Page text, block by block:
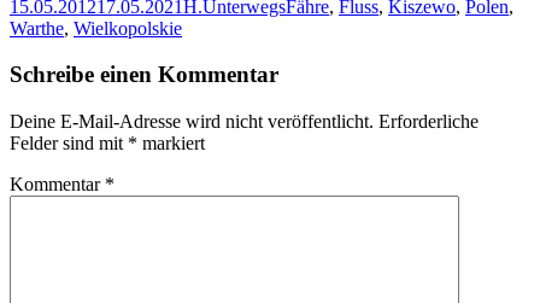
Veröffentlicht
am
15.05.201217.05.2021Autor
H.Kategorien
UnterwegsSchlagwörter
Fähre, Fluss, Kiszewo, Polen,
Warthe, Wielkopolskie
Schreibe einen Kommentar
Deine E-Mail-Adresse wird nicht veröffentlicht. Erforderliche
Felder sind mit * markiert
Kommentar *